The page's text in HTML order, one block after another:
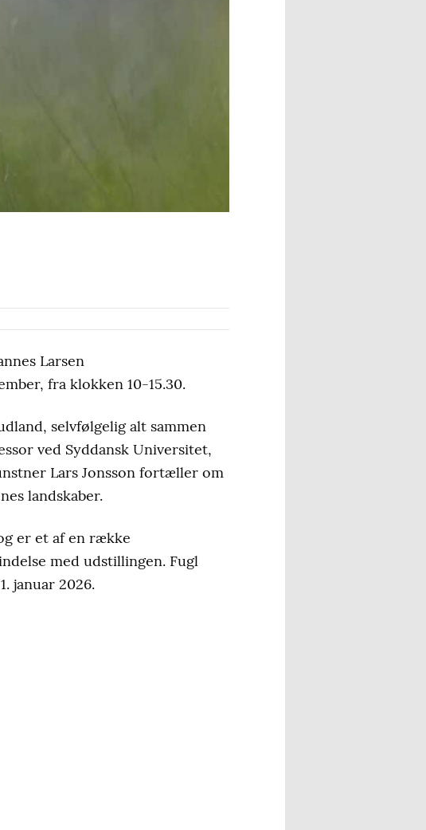
Larsen
fra klokken 10-15.30.
selvfølgelig alt sammen
ved Syddansk Universitet,
Lars Jonsson fortæller om
landskaber.
er et af en række
med udstillingen. Fugl
januar 2026.